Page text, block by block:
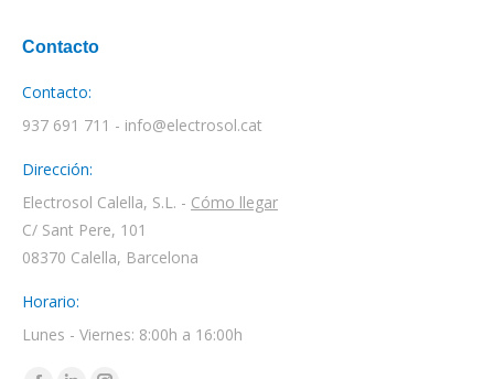
Contacto
Contacto:
937 691 711 - info@electrosol.cat
Dirección:
Electrosol Calella, S.L. - Cómo llegar
C/ Sant Pere, 101
08370 Calella, Barcelona
Horario:
Lunes - Viernes: 8:00h a 16:00h